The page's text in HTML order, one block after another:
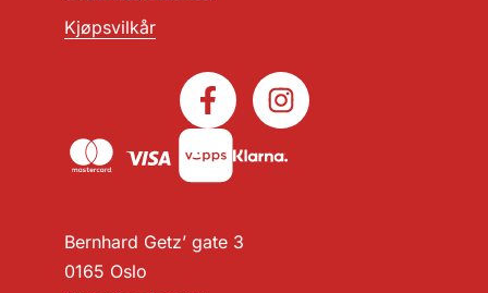
Bernhard Getz’ gate 3
0165 Oslo
Kjøpsvilkår